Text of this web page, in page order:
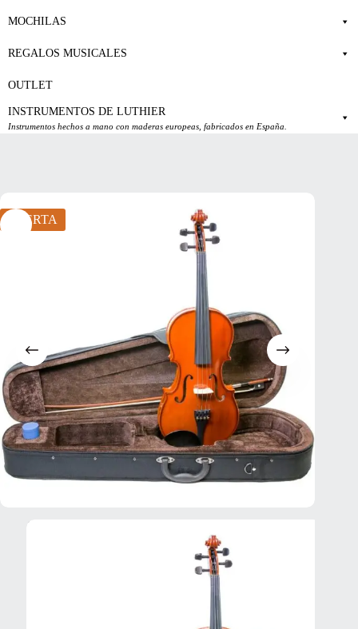
MOCHILAS
REGALOS MUSICALES
OUTLET
INSTRUMENTOS DE LUTHIER
Instrumentos hechos a mano con maderas europeas, fabricados en España.
OFERTA